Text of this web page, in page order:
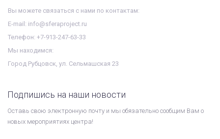
Вы можете связаться с нами по контактам:
E-mail: info@sferaproject.ru
Телефон: +7-913-247-63-33
Мы находимся:
Город Рубцовск, ул. Сельмашская 23
Подпишись на наши новости
Оставь свою электронную почту и мы обязательно сообщим Вам о
новых мероприятиях центра!